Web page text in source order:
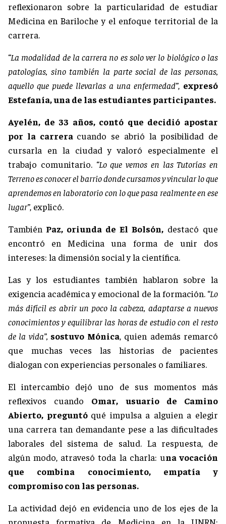
reflexionaron sobre la particularidad de estudiar
Medicina en Bariloche y el enfoque territorial de la
carrera.
“La modalidad de la carrera no es solo ver lo biológico o las
patologías, sino también la parte social de las personas,
aquello que puede llevarlas a una enfermedad”, expresó
Estefanía, una de las estudiantes participantes.
Ayelén, de 33 años, contó que decidió apostar
por la carrera cuando se abrió la posibilidad de
cursarla en la ciudad y valoró especialmente el
trabajo comunitario. “Lo que vemos en las Tutorías en
Terreno es conocer el barrio donde cursamos y vincular lo que
aprendemos en laboratorio con lo que pasa realmente en ese
lugar”, explicó.
También Paz, oriunda de El Bolsón, destacó que
encontró en Medicina una forma de unir dos
intereses: la dimensión social y la científica.
Las y los estudiantes también hablaron sobre la
exigencia académica y emocional de la formación. “Lo
más difícil es abrir un poco la cabeza, adaptarse a nuevos
conocimientos y equilibrar las horas de estudio con el resto
de la vida”, sostuvo Mónica, quien además remarcó
que muchas veces las historias de pacientes
dialogan con experiencias personales o familiares.
El intercambio dejó uno de sus momentos más
reflexivos cuando Omar, usuario de Camino
Abierto, preguntó qué impulsa a alguien a elegir
una carrera tan demandante pese a las dificultades
laborales del sistema de salud. La respuesta, de
algún modo, atravesó toda la charla: una vocación
que combina conocimiento, empatía y
compromiso con las personas.
La actividad dejó en evidencia uno de los ejes de la